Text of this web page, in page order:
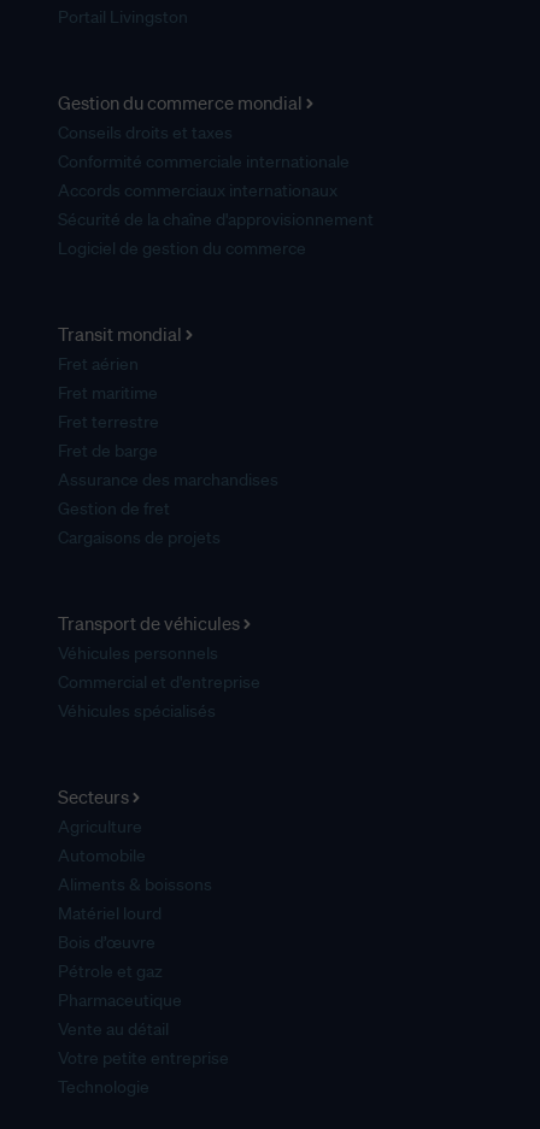
Portail Livingston
Gestion du commerce mondial
Conseils droits et taxes
Conformité commerciale internationale
Accords commerciaux internationaux
Sécurité de la chaîne d'approvisionnement
Logiciel de gestion du commerce
Transit mondial
Fret aérien
Fret maritime
Fret terrestre
Fret de barge
Assurance des marchandises
Gestion de fret
Cargaisons de projets
Transport de véhicules
Véhicules personnels
Commercial et d'entreprise
Véhicules spécialisés
Secteurs
Agriculture
Automobile
Aliments & boissons
Matériel lourd
Bois d’œuvre
Pétrole et gaz
Pharmaceutique
Vente au détail
Votre petite entreprise
Technologie